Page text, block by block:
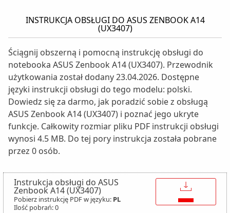
INSTRUKCJA OBSŁUGI DO ASUS ZENBOOK A14
(UX3407)
Ściągnij obszerną i pomocną instrukcję obsługi do
notebooka ASUS Zenbook A14 (UX3407). Przewodnik
użytkowania został dodany 23.04.2026. Dostępne
języki instrukcji obsługi do tego modelu: polski.
Dowiedz się za darmo, jak poradzić sobie z obsługą
ASUS Zenbook A14 (UX3407) i poznać jego ukryte
funkcje. Całkowity rozmiar pliku PDF instrukcji obsługi
wynosi 4.5 MB. Do tej pory instrukcja została pobrane
przez 0 osób.
Instrukcja obsługi do ASUS
Zenbook A14 (UX3407)
Pobierz instrukcję PDF w języku: PL
Ilość pobrań: 0
↓